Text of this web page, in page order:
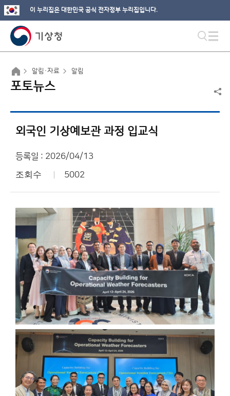
이 누리집은 대한민국 공식 전자정부 누리집입니다.
알림·자료 알림
포토뉴스
외국인 기상예보관 과정 입교식
등록일 : 2026/04/13
조회수 5002